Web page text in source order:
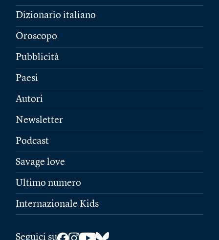
Dizionario italiano
Oroscopo
Pubblicità
Paesi
Autori
Newsletter
Podcast
Savage love
Ultimo numero
Internazionale Kids
Seguici su